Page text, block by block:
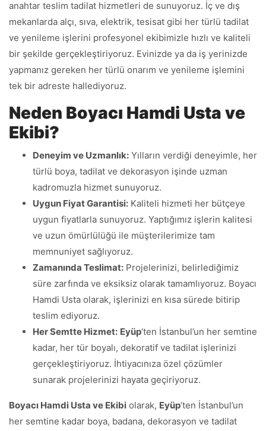
anahtar teslim tadilat hizmetleri de sunuyoruz. İç ve dış
mekanlarda alçı, sıva, elektrik, tesisat gibi her türlü tadilat
ve yenileme işlerini profesyonel ekibimizle hızlı ve kaliteli
bir şekilde gerçekleştiriyoruz. Evinizde ya da iş yerinizde
yapmanız gereken her türlü onarım ve yenileme işlemini
tek bir adreste hallediyoruz.
Neden Boyacı Hamdi Usta ve
Ekibi?
Deneyim ve Uzmanlık: Yılların verdiği deneyimle, her
türlü boya, tadilat ve dekorasyon işinde uzman
kadromuzla hizmet sunuyoruz.
Uygun Fiyat Garantisi: Kaliteli hizmeti her bütçeye
uygun fiyatlarla sunuyoruz. Yaptığımız işlerin kalitesi
ve uzun ömürlülüğü ile müşterilerimize tam
memnuniyet sağlıyoruz.
Zamanında Teslimat: Projelerinizi, belirlediğimiz
süre zarfında ve eksiksiz olarak tamamlıyoruz. Boyacı
Hamdi Usta olarak, işlerinizi en kısa sürede bitirip
teslim ediyoruz.
Her Semtte Hizmet: Eyüp‘ten İstanbul’un her semtine
kadar, her tür boyalı, dekoratif ve tadilat işlerinizi
gerçekleştiriyoruz. İhtiyacınıza özel çözümler
sunarak projelerinizi hayata geçiriyoruz.
Boyacı Hamdi Usta ve Ekibi olarak, Eyüp‘ten İstanbul’un
her semtine kadar boya, badana, dekorasyon ve tadilat